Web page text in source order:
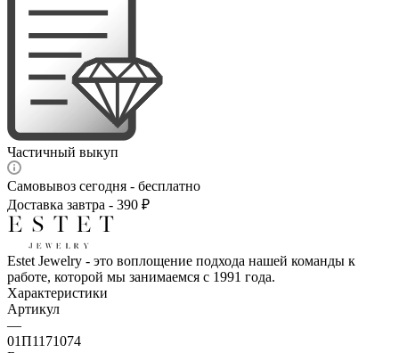
Частичный выкуп
Самовывоз сегодня - бесплатно
Доставка завтра - 390 ₽
Estet Jewelry - это воплощение подхода нашей команды к
работе, которой мы занимаемся с 1991 года.
Характеристики
Артикул
—
01П1171074